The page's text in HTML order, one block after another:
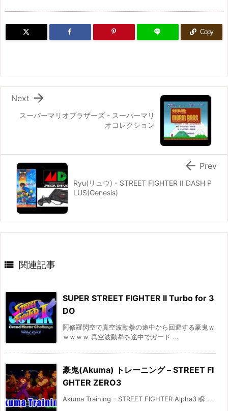
Copy
スーパーマリオブラザーズ - スーパーマリ
オコレクション

Next
Ryu(リュウ) - STREET FIGHTER II DASH P
LUS(Genesis)
 Prev
 関連記事
SUPER STREET FIGHTER II Turbo for 3
DO
阿修羅閃空で真空波動拳の途中から回避する豪鬼ｗ
ｗｗｗｗ 真空波動拳を途中でガード ...
豪鬼(Akuma) トレーニング – STREET FI
GHTER ZERO3
Akuma Training - STREET FIGHTER Alpha3 瞬 ...